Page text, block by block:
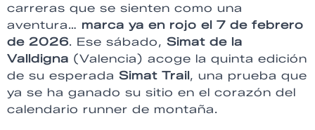
carreras que se sienten como una
aventura… marca ya en rojo el 7 de febrero
de 2026. Ese sábado, Simat de la
Valldigna (Valencia) acoge la quinta edición
de su esperada Simat Trail, una prueba que
ya se ha ganado su sitio en el corazón del
calendario runner de montaña.